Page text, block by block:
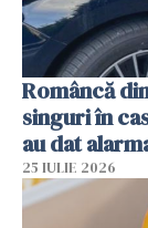
Româncă
singuri în
au dat
25 IULIE 2026